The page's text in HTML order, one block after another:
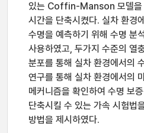
있는 Coffin-Manson 모델을
시간을 단축시켰다. 실차 환경
수명을 예측하기 위해 수명
사용하였고, 두가지 수준의 열
분포를 통해 실차 환경에서의
연구를 통해 실차 환경에서의
메커니즘을 확인하여 수명 보
단축시킬 수 있는 가속 시험법
방법을 제시하였다.